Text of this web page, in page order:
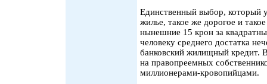
Единственный выбор, который
жилье, такое же дорогое и
нынешние 15 крон за
человеку среднего достатка
банковский жилищный кредит.
на правопреемных
миллионерами-кровопийцами.